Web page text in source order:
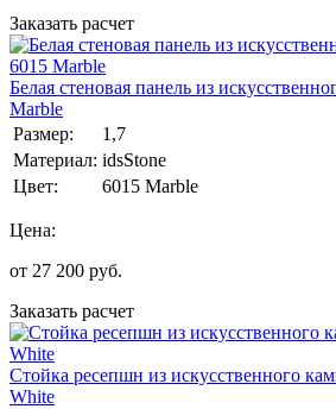
Заказать расчет
Белая стеновая панель из
Marble
Размер:
1,7
Материал: idsStone
Цвет:
6015 Marble
Цена:
от 27 200 руб.
Заказать расчет
Стойка ресепшн из искусственного
White